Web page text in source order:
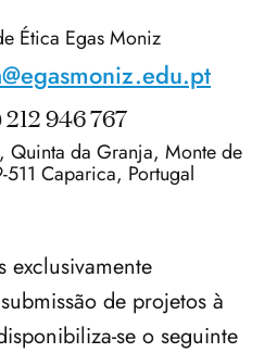
Ética Egas Moniz
212 946 767
Quinta da Granja, Monte de
Caparica, Portugal
exclusivamente
de projetos à
se o seguinte